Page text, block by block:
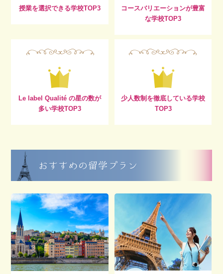
授業を選択できる学校TOP3
コースバリエーションが豊富
な学校TOP3
Le label Qualité の星の数が
多い学校TOP3
少人数制を徹底している学校
TOP3
おすすめの留学プラン